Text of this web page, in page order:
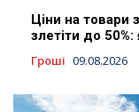
Ціни на товари
злетіти до
Гроші 09.08.2026